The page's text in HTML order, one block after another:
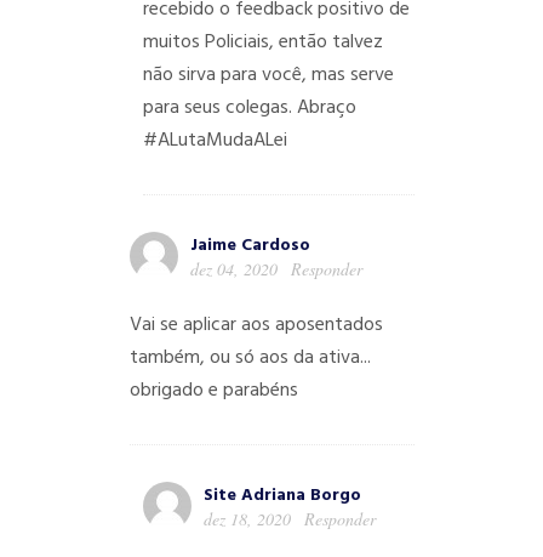
recebido o feedback positivo de
muitos Policiais, então talvez
não sirva para você, mas serve
para seus colegas. Abraço
#ALutaMudaALei
Jaime Cardoso
dez 04, 2020 Responder
Vai se aplicar aos aposentados
também, ou só aos da ativa...
obrigado e parabéns
Site Adriana Borgo
dez 18, 2020 Responder